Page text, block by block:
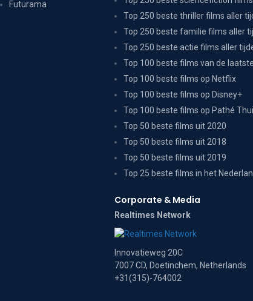
Futurama
Top 250 beste thriller films aller
Top 250 beste familie films aller
Top 250 beste actie films aller
Top 100 beste films van de
Top 100 beste films op Netflix
Top 100 beste films op Disney+
Top 100 beste films op Pathé
Top 50 beste films uit 2020
Top 50 beste films uit 2018
Top 50 beste films uit 2019
Top 25 beste films in het
Corporate & Media
Realtimes Network
Innovatieweg 20C
7007 CD, Doetinchem, Netherlands
+31(315)-764002